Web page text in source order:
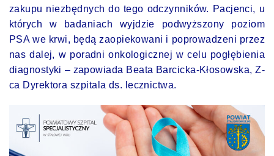
zakupu niezbędnych do tego odczynników. Pacjenci, u
których w badaniach wyjdzie podwyższony poziom
PSA we krwi, będą zaopiekowani i poprowadzeni przez
nas dalej, w poradni onkologicznej w celu pogłębienia
diagnostyki – zapowiada Beata Barcicka-Kłosowska, Z-
ca Dyrektora szpitala ds. lecznictwa.